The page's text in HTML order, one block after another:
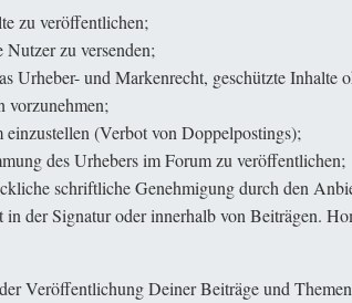
zu veröffentlichen;
Nutzer zu versenden;
Urheber- und Markenrecht, geschützte Inhalte
vorzunehmen;
(Verbot von Doppelpostings);
des Urhebers im Forum zu veröffentlichen;
schriftliche Genehmigung durch den
in der Signatur oder innerhalb von Beiträgen.
Veröffentlichung Deiner Beiträge und